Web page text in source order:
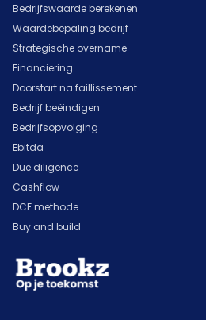
Bedrijfswaarde berekenen
Waardebepaling bedrijf
Strategische overname
Financiering
Doorstart na faillissement
Bedrijf beëindigen
Bedrijfsopvolging
Ebitda
Due diligence
Cashflow
DCF methode
Buy and build